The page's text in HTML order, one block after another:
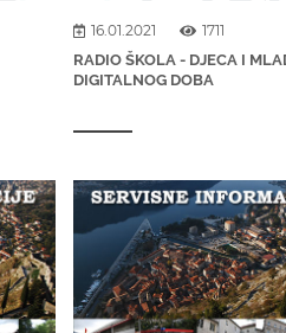
16.01.2021
1711
RADIO ŠKOLA - DJECA I
DIGITALNOG DOBA